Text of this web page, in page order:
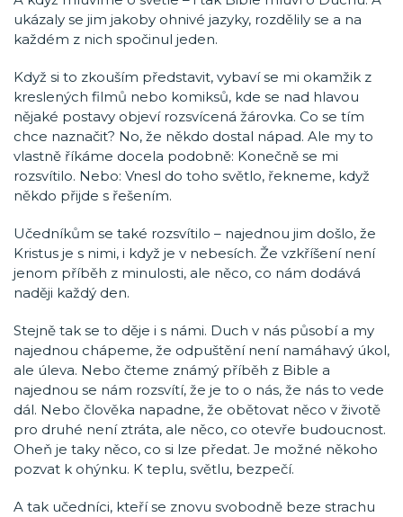
ukázaly se jim jakoby ohnivé jazyky, rozdělily se a na
každém z nich spočinul jeden.
Když si to zkouším představit, vybaví se mi okamžik z
kreslených filmů nebo komiksů, kde se nad hlavou
nějaké postavy objeví rozsvícená žárovka. Co se tím
chce naznačit? No, že někdo dostal nápad. Ale my to
vlastně říkáme docela podobně: Konečně se mi
rozsvítilo. Nebo: Vnesl do toho světlo, řekneme, když
někdo přijde s řešením.
Učedníkům se také rozsvítilo – najednou jim došlo, že
Kristus je s nimi, i když je v nebesích. Že vzkříšení není
jenom příběh z minulosti, ale něco, co nám dodává
naději každý den.
Stejně tak se to děje i s námi. Duch v nás působí a my
najednou chápeme, že odpuštění není namáhavý úkol,
ale úleva. Nebo čteme známý příběh z Bible a
najednou se nám rozsvítí, že je to o nás, že nás to vede
dál. Nebo člověka napadne, že obětovat něco v životě
pro druhé není ztráta, ale něco, co otevře budoucnost.
Oheň je taky něco, co si lze předat. Je možné někoho
pozvat k ohýnku. K teplu, světlu, bezpečí.
A tak učedníci, kteří se znovu svobodně beze strachu